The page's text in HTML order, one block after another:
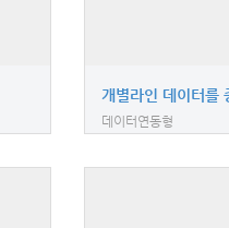
개별라인 데이터를
데이터연동형